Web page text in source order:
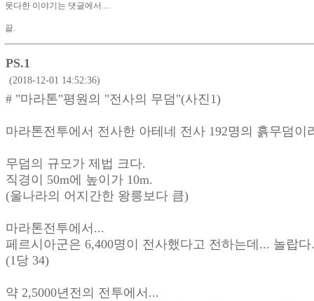
못다한 이야기는 댓글에서....
끝.
PS.1
(2018-12-01 14:52:36)
# "마라톤"평원의 "전사의 무덤"(사진1)
마라톤전투에서 전사한 아테네 전사 192명의 흙무덤이
무덤의 규모가 제법 크다.
직경이 50m에 높이가 10m.
(울나라의 어지간한 왕릉보다 큼)
마라톤전투에서...
페르시아군은 6,400명이 전사했다고 전하는데... 놀랍다.
(1당 34)
약 2,5000년전의 전투에서...